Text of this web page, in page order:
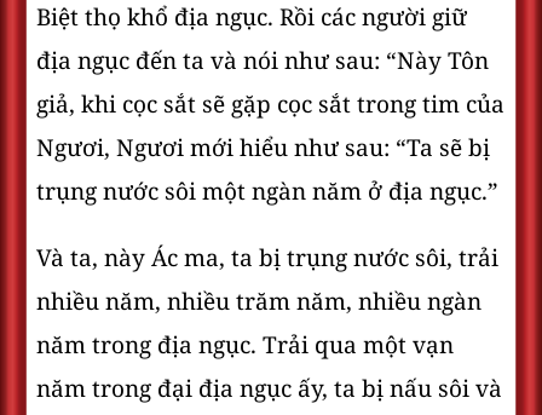
Biệt thọ khổ địa ngục. Rồi các người giữ
địa ngục đến ta và nói như sau: “Này Tôn
giả, khi cọc sắt sẽ gặp cọc sắt trong tim của
Ngươi, Ngươi mới hiểu như sau: “Ta sẽ bị
trụng nước sôi một ngàn năm ở địa ngục.”
Và ta, này Ác ma, ta bị trụng nước sôi, trải
nhiều năm, nhiều trăm năm, nhiều ngàn
năm trong địa ngục. Trải qua một vạn
năm trong đại địa ngục ấy, ta bị nấu sôi và